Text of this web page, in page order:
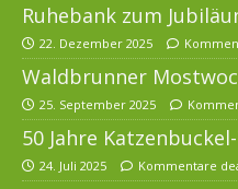
Ruhebank zum
22. Dezember 2025
Waldbrunner
25. September 2025
50 Jahre
24. Juli 2025 Kommentare